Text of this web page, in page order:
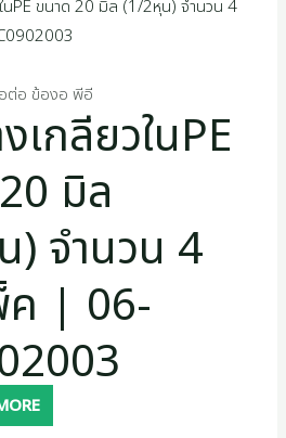
ต่อ ข้องอ พีอี
เกลียวในPE
มิล
) จำนวน 4
| 06-